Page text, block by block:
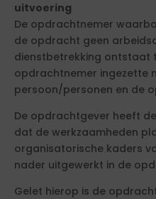
uitvoering
De opdrachtnemer
de opdracht geen
dienstbetrekking ontstaat
opdrachtnemer ingezette
persoon/personen en de
De opdrachtgever heeft
dat de werkzaamheden
organisatorische kaders
nader uitgewerkt in de
Gelet hierop is de